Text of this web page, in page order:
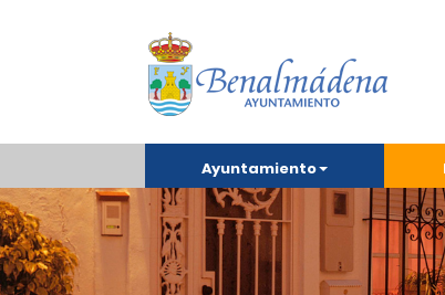
Ayuntamiento